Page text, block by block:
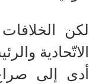
لكن
الاتّحادية
أدى إلى